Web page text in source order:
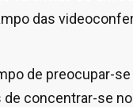
das
de preocupar-
concentrar-se